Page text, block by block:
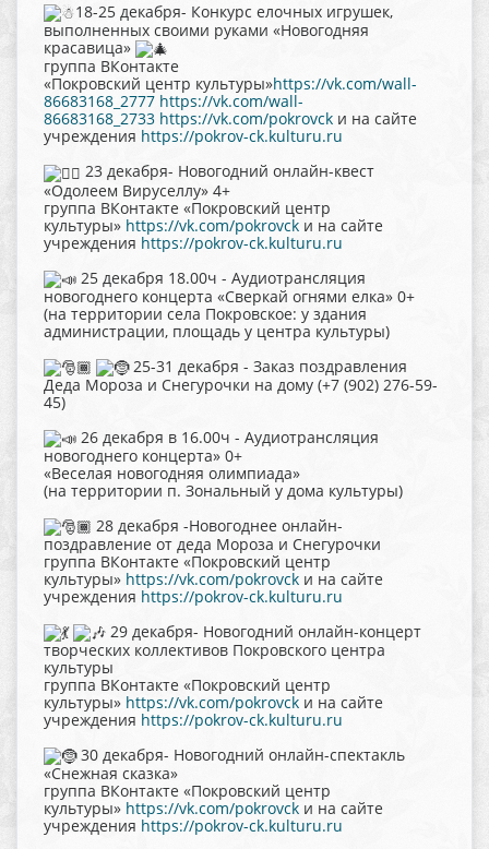
18-25 декабря- Конкурс елочных игрушек,
выполненных своими руками «Новогодняя
красавица»
группа ВКонтакте
«Покровский центр культуры»https://vk.com/wall-
86683168_2777 https://vk.com/wall-
86683168_2733 https://vk.com/pokrovck и на сайте
учреждения https://pokrov-ck.kulturu.ru
23 декабря- Новогодний онлайн-квест
«Одолеем Вируселлу» 4+
группа ВКонтакте «Покровский центр
культуры» https://vk.com/pokrovck и на сайте
учреждения https://pokrov-ck.kulturu.ru
25 декабря 18.00ч - Аудиотрансляция
новогоднего концерта «Сверкай огнями елка» 0+
(на территории села Покровское: у здания
администрации, площадь у центра культуры)
25-31 декабря - Заказ поздравления
Деда Мороза и Снегурочки на дому (+7 (902) 276-59-
45)
26 декабря в 16.00ч - Аудиотрансляция
новогоднего концерта» 0+
«Веселая новогодняя олимпиада»
(на территории п. Зональный у дома культуры)
28 декабря -Новогоднее онлайн-
поздравление от деда Мороза и Снегурочки
группа ВКонтакте «Покровский центр
культуры» https://vk.com/pokrovck и на сайте
учреждения https://pokrov-ck.kulturu.ru
29 декабря- Новогодний онлайн-концерт
творческих коллективов Покровского центра
культуры
группа ВКонтакте «Покровский центр
культуры» https://vk.com/pokrovck и на сайте
учреждения https://pokrov-ck.kulturu.ru
30 декабря- Новогодний онлайн-спектакль
«Снежная сказка»
группа ВКонтакте «Покровский центр
культуры» https://vk.com/pokrovck и на сайте
учреждения https://pokrov-ck.kulturu.ru